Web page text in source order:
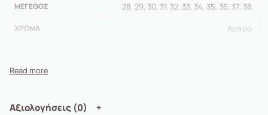
ΜΈΓΕΘΟΣ 28, 29, 30, 31, 32, 33, 34, 35, 36, 37, 38
ΧΡΏΜΑ Άσπρο
Αξιολογήσεις (0)